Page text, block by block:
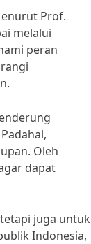
Prof.
melalui
peran
Oleh
dapat
juga untuk
Indonesia,